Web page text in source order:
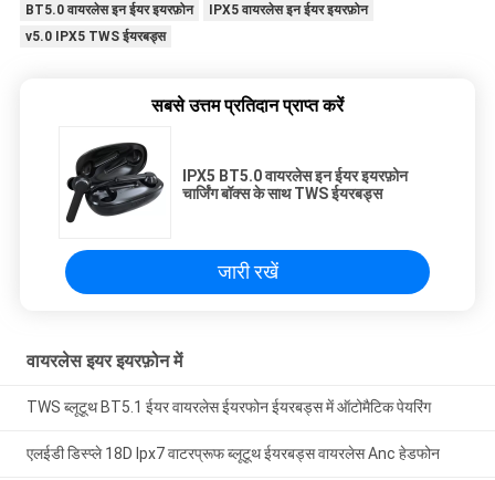
BT5.0 वायरलेस इन ईयर इयरफ़ोन
IPX5 वायरलेस इन ईयर इयरफ़ोन
v5.0 IPX5 TWS ईयरबड्स
सबसे उत्तम प्रतिदान प्राप्त करें
IPX5 BT5.0 वायरलेस इन ईयर इयरफ़ोन
चार्जिंग बॉक्स के साथ TWS ईयरबड्स
जारी रखें
वायरलेस इयर इयरफ़ोन में
TWS ब्लूटूथ BT5.1 ईयर वायरलेस ईयरफोन ईयरबड्स में ऑटोमैटिक पेयरिंग
एलईडी डिस्प्ले 18D Ipx7 वाटरप्रूफ ब्लूटूथ ईयरबड्स वायरलेस Anc हेडफोन